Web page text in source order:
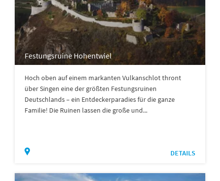
Festungsruine Hohentwiel
Hoch oben auf einem markanten Vulkanschlot thront
über Singen eine der größten Festungsruinen
Deutschlands – ein Entdeckerparadies für die ganze
Familie! Die Ruinen lassen die große und...
DETAILS